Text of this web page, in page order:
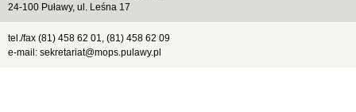
24-100 Puławy, ul. Leśna 17
tel./fax (81) 458 62 01, (81) 458 62 09
e-mail: sekretariat@mops.pulawy.pl